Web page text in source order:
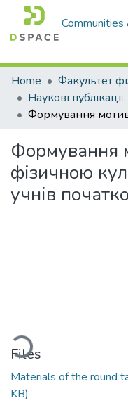
Home
Формування
фізичною
учнів
Files
Materials of the round
KB)